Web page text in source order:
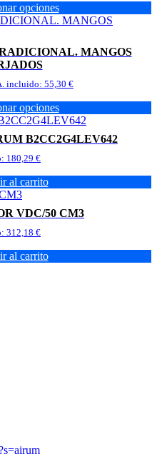
opciones
MANGOS
incluido: 55,30 €
opciones
B2CC2G4LEV642
180,29 €
al carrito
VDC/50 CM3
312,18 €
al carrito